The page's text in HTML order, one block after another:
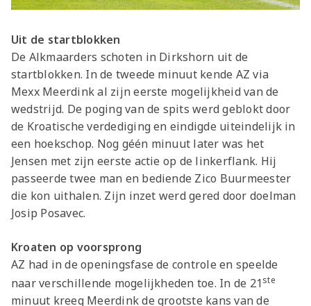
Uit de startblokken
De Alkmaarders schoten in Dirkshorn uit de
startblokken. In de tweede minuut kende AZ via
Mexx Meerdink al zijn eerste mogelijkheid van de
wedstrijd. De poging van de spits werd geblokt door
de Kroatische verdediging en eindigde uiteindelijk in
een hoekschop. Nog géén minuut later was het
Jensen met zijn eerste actie op de linkerflank. Hij
passeerde twee man en bediende Zico Buurmeester
die kon uithalen. Zijn inzet werd gered door doelman
Josip Posavec.
Kroaten op voorsprong
AZ had in de openingsfase de controle en speelde
naar verschillende mogelijkheden toe. In de 21ste
minuut kreeg Meerdink de grootste kans van de